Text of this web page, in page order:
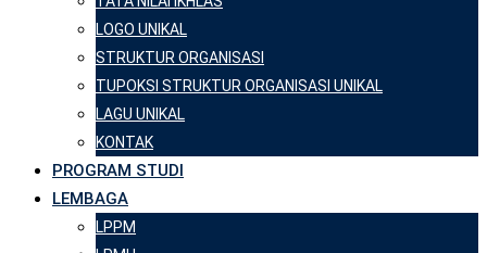
LOGO UNIKAL
STRUKTUR ORGANISASI
TUPOKSI STRUKTUR ORGANISASI UNIKAL
LAGU UNIKAL
KONTAK
PROGRAM STUDI
LEMBAGA
LPPM